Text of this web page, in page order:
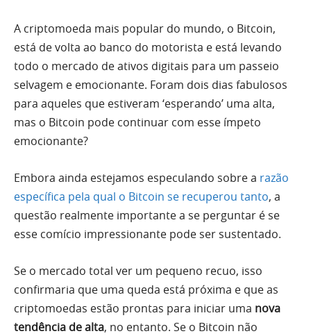
A criptomoeda mais popular do mundo, o Bitcoin,
está de volta ao banco do motorista e está levando
todo o mercado de ativos digitais para um passeio
selvagem e emocionante. Foram dois dias fabulosos
para aqueles que estiveram ‘esperando’ uma alta,
mas o Bitcoin pode continuar com esse ímpeto
emocionante?
Embora ainda estejamos especulando sobre a razão
específica pela qual o Bitcoin se recuperou tanto, a
questão realmente importante a se perguntar é se
esse comício impressionante pode ser sustentado.
Se o mercado total ver um pequeno recuo, isso
confirmaria que uma queda está próxima e que as
criptomoedas estão prontas para iniciar uma nova
tendência de alta, no entanto. Se o Bitcoin não